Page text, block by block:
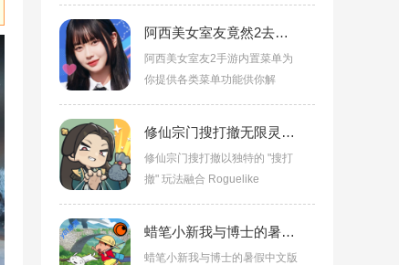
阿西美女室友竟然2去广告内置菜单v1.0.10
阿西美女室友2手游内置菜单为
你提供各类菜单功能供你解
修仙宗门搜打撤无限灵石版v0.1.4
修仙宗门搜打撤以独特的 "搜打
撤" 玩法融合 Roguelike
蜡笔小新我与博士的暑假折相思内置菜单v1.0.2
蜡笔小新我与博士的暑假中文版